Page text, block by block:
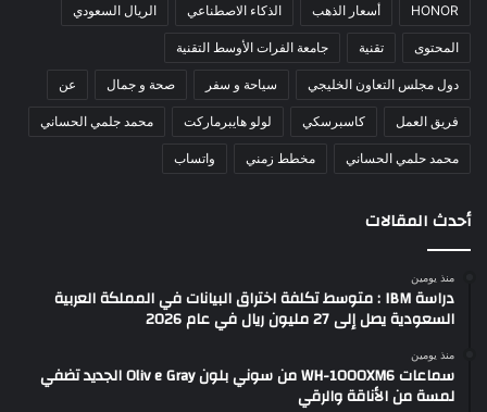
HONOR أسعار الذهب الذكاء الاصطناعي الريال السعودي
المحتوى تقنية جامعة الفرات الأوسط التقنية
دول مجلس التعاون الخليجي سياحة و سفر صحة و جمال عن
فريق العمل كاسبرسكي لولو هايبرماركت محمد جلمي الحساني
محمد حلمي الحساني مخطط زمني واتساب
أحدث المقالات
منذ يومين
دراسة IBM : متوسط تكلفة اختراق البيانات في المملكة العربية
السعودية يصل إلى 27 مليون ريال في عام 2026
منذ يومين
سماعات WH-1000XM6 من سوني بلون Oliv e Gray الجديد تضفي
لمسة من الأناقة والرقي